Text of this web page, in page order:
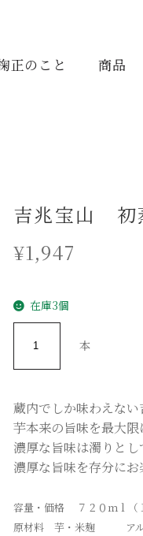
正のこと 商品
吉兆宝山 初
¥1,947
在庫3個
本
蔵内でしか味わえない
芋本来の旨味を最大
濃厚な旨味は濁りと
濃厚な旨味を存分にお
容量・価格 ７２０ｍｌ（
原材料 芋・米麹 アル